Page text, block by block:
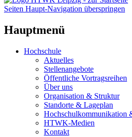
Seiten Haupt-Navigation überspringen
Hauptmenü
Hochschule
Aktuelles
Stellenangebote
Öffentliche Vortragsreihen
Über uns
Organisation & Struktur
Standorte & Lageplan
Hochschulkommunikation
HTWK-Medien
Kontakt